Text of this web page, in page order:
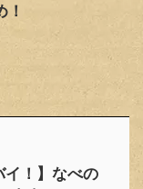
イ！】なべの